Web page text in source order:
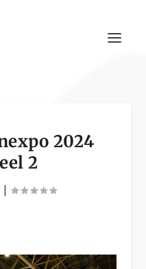
2024
2
|